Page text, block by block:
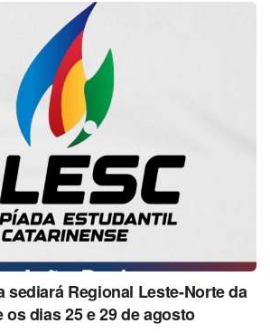
sediará Regional Leste-Norte da
os dias 25 e 29 de agosto